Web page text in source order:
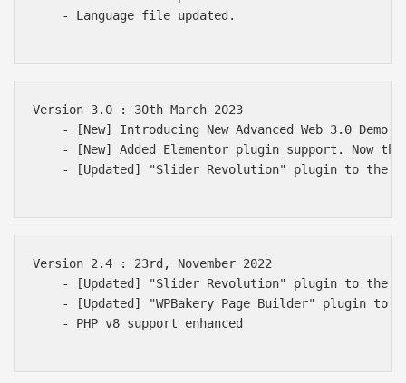
    - Language file updated.
Version 3.0 : 30th March 2023
- [New] Introducing New Advanced Web 3.0 Demo
- [New] Added Elementor plugin support. Now
- [Updated] "Slider Revolution" plugin to the
Version 2.4 : 23rd, November 2022
- [Updated] "Slider Revolution" plugin to the
- [Updated] "WPBakery Page Builder" plugin to
    - PHP v8 support enhanced